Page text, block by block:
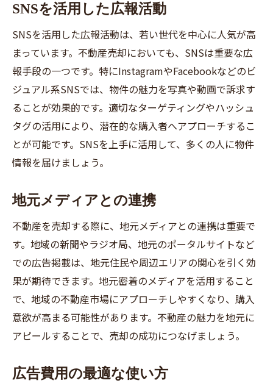
SNSを活用した広報活動
SNSを活用した広報活動は、若い世代を中心に人気が高
まっています。不動産売却においても、SNSは重要な広
報手段の一つです。特にInstagramやFacebookなどのビ
ジュアル系SNSでは、物件の魅力を写真や動画で訴求す
ることが効果的です。適切なターゲティングやハッシュ
タグの活用により、潜在的な購入者へアプローチするこ
とが可能です。SNSを上手に活用して、多くの人に物件
情報を届けましょう。
地元メディアとの連携
不動産を売却する際に、地元メディアとの連携は重要で
す。地域の新聞やラジオ局、地元のポータルサイトなど
での広告掲載は、地元住民や周辺エリアの関心を引く効
果が期待できます。地元密着のメディアを活用すること
で、地域の不動産市場にアプローチしやすくなり、購入
意欲が高まる可能性があります。不動産の魅力を地元に
アピールすることで、売却の成功につなげましょう。
広告費用の最適な使い方